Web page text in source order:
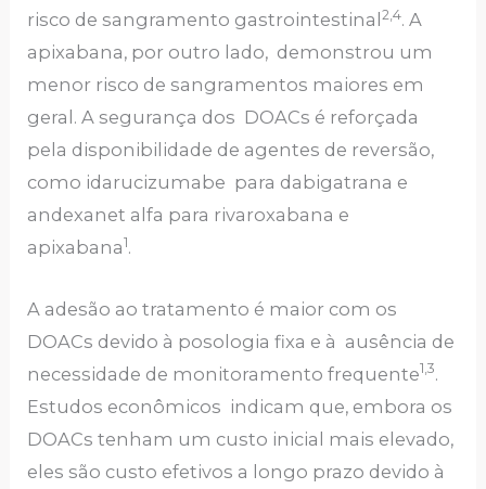
risco de sangramento gastrointestinal2,4. A
apixabana, por outro lado, demonstrou um
menor risco de sangramentos maiores em
geral. A segurança dos DOACs é reforçada
pela disponibilidade de agentes de reversão,
como idarucizumabe para dabigatrana e
andexanet alfa para rivaroxabana e
apixabana1.
A adesão ao tratamento é maior com os
DOACs devido à posologia fixa e à ausência de
necessidade de monitoramento frequente1,3.
Estudos econômicos indicam que, embora os
DOACs tenham um custo inicial mais elevado,
eles são custo efetivos a longo prazo devido à